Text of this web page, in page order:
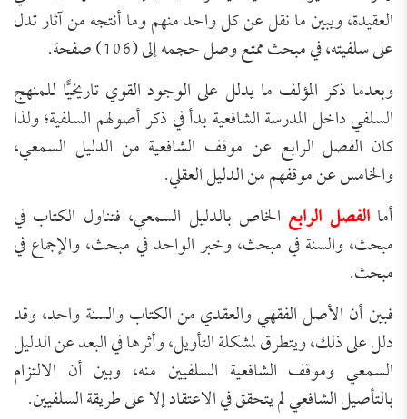
العقيدة، ويبين ما نقل عن كل واحد منهم وما أنتجه من آثار تدل
على سلفيته، في مبحث ممتع وصل حجمه إلى (106) صفحة.
وبعدما ذكر المؤلف ما يدلل على الوجود القوي تاريخيًّا للمنهج
السلفي داخل المدرسة الشافعية بدأ في ذكر أصولهم السلفية؛ ولذا
كان الفصل الرابع عن موقف الشافعية من الدليل السمعي،
والخامس عن موقفهم من الدليل العقلي.
أماالفصل الرابع الخاص بالدليل السمعي، فتناول الكتاب في
مبحث، والسنة في مبحث، وخبر الواحد في مبحث، والإجماع في
مبحث.
فبين أن الأصل الفقهي والعقدي من الكتاب والسنة واحد، وقد
دلل على ذلك، ويتطرق لمشكلة التأويل، وأثرها في البعد عن الدليل
السمعي وموقف الشافعية السلفيين منه، وبين أن الالتزام
بالتأصيل الشافعي لم يتحقق في الاعتقاد إلا على طريقة السلفيين.